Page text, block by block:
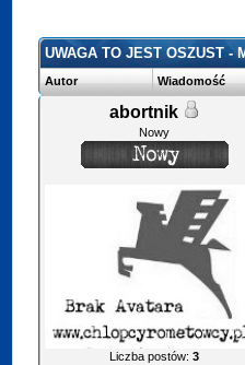
UWAGA TO JEST OSZUST -
Autor Wiadomość
abortnik
Nowy
Liczba postów:3